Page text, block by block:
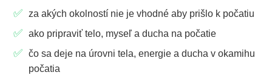
za akých okolností nie je vhodné aby prišlo k počatiu
ako pripraviť telo, myseľ a ducha na počatie
čo sa deje na úrovni tela, energie a ducha v okamihu
počatia